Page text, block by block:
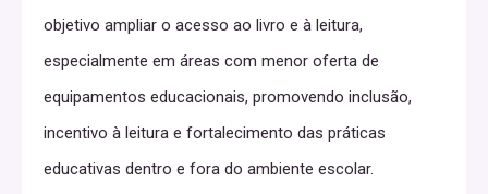
objetivo ampliar o acesso ao livro e à leitura,
especialmente em áreas com menor oferta de
equipamentos educacionais, promovendo inclusão,
incentivo à leitura e fortalecimento das práticas
educativas dentro e fora do ambiente escolar.